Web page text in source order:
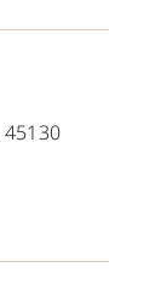
45130